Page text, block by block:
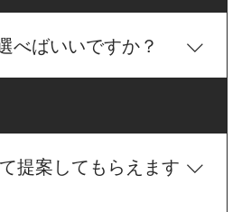
お気軽にご相談ください。
わせください。専門スタッフ
させていただきます。
。そのため、窃盗団は時間が
では、窃盗団に「こ
い」と判断させることを重視
く、施工方法やシステム構成
。 大切な愛車を守るために、
セキュリティをご提案し、限
能カーセキュリティであり、
CANインベーダーやキーエミ
ーイ）などの盗難手口を想定
きな違いは、防犯性能の拡張
す。Grgoは、エンジン始動を
は、エンジン始動制御
か、車両やご要望に応じた
べばいいですか？
をご提案いたします。 BRAIN
カーセキュリティメーカーであ
・Grgoを主に取り扱ってお
お選びいただいても、現在主
提案してもらえます